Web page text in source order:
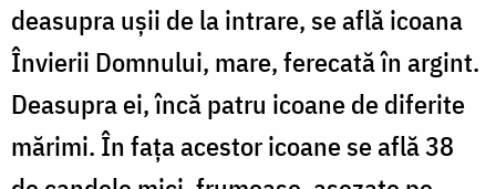
deasupra ușii de la intrare, se află icoana
Învierii Domnului, mare, ferecată în argint.
Deasupra ei, încă patru icoane de diferite
mărimi. În fața acestor icoane se află 38